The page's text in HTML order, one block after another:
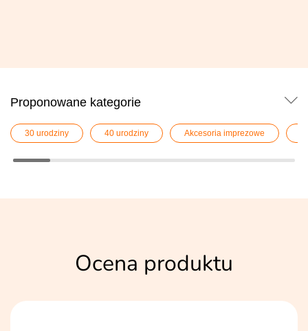
Proponowane kategorie
30 urodziny 40 urodziny Akcesoria imprezowe
Ocena produktu